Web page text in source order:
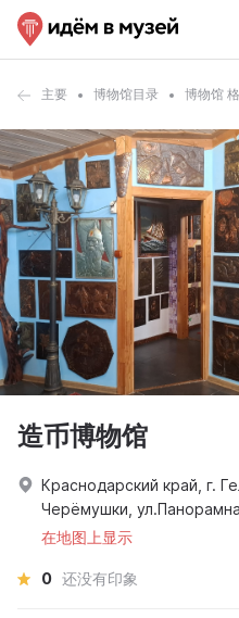
主要 博物馆目录 博物馆
造币博物馆
Краснодарский край, г.
Черёмушки,
在地图上显示
0 还没有印象